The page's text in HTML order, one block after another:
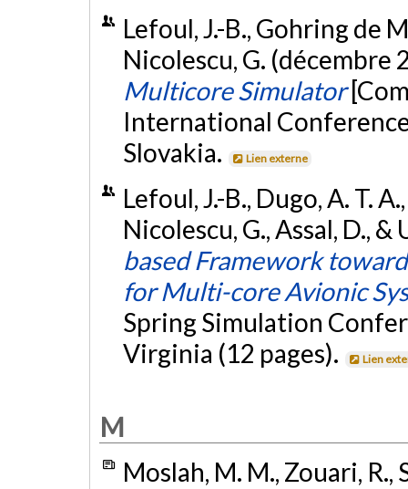
Lefoul, J.-B., Gohring de
Nicolescu, G. (décembre
Multicore Simulator
International
Slovakia.
Lien externe
Lefoul, J.-B., Dugo, A. T.
Nicolescu, G., Assal, D.,
based Framework
for Multi-core Avionic
Spring Simulation
Virginia (12 pages).
Lien
M
Moslah, M. M., Zouari,